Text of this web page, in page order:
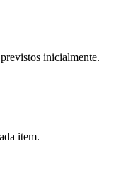
inicialmente.
item.